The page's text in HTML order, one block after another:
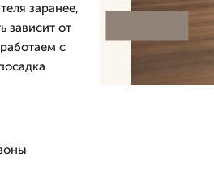
заранее,
зависит от
с